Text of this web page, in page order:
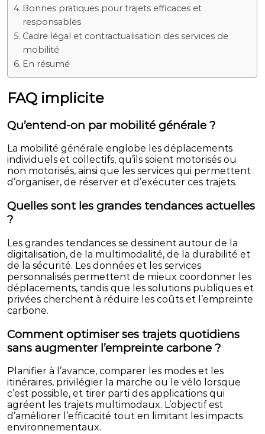
Bonnes pratiques pour trajets efficaces et
responsables
Cadre légal et contractualisation des services de
mobilité
En résumé
FAQ implicite
Qu’entend-on par mobilité générale ?
La mobilité générale englobe les déplacements
individuels et collectifs, qu’ils soient motorisés ou
non motorisés, ainsi que les services qui permettent
d’organiser, de réserver et d’exécuter ces trajets.
Quelles sont les grandes tendances actuelles
?
Les grandes tendances se dessinent autour de la
digitalisation, de la multimodalité, de la durabilité et
de la sécurité. Les données et les services
personnalisés permettent de mieux coordonner les
déplacements, tandis que les solutions publiques et
privées cherchent à réduire les coûts et l’empreinte
carbone.
Comment optimiser ses trajets quotidiens
sans augmenter l’empreinte carbone ?
Planifier à l’avance, comparer les modes et les
itinéraires, privilégier la marche ou le vélo lorsque
c’est possible, et tirer parti des applications qui
agréent les trajets multimodaux. L’objectif est
d’améliorer l’efficacité tout en limitant les impacts
environnementaux.